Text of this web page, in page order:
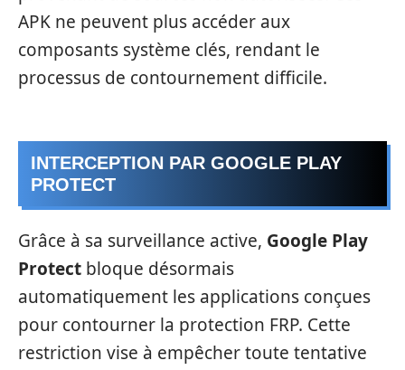
APK ne peuvent plus accéder aux
composants système clés, rendant le
processus de contournement difficile.
INTERCEPTION PAR GOOGLE PLAY
PROTECT
Grâce à sa surveillance active, Google Play
Protect bloque désormais
automatiquement les applications conçues
pour contourner la protection FRP. Cette
restriction vise à empêcher toute tentative